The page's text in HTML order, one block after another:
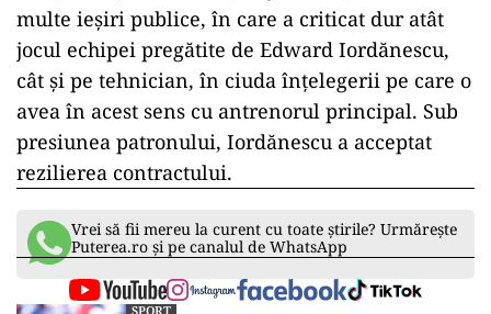
multe ieşiri publice, în care a criticat dur atât
jocul echipei pregătite de Edward Iordănescu,
cât şi pe tehnician, în ciuda înţelegerii pe care o
avea în acest sens cu antrenorul principal. Sub
presiunea patronului, Iordănescu a acceptat
rezilierea contractului.
Vrei să fii mereu la curent cu toate știrile? Urmărește
Puterea.ro și pe canalul de WhatsApp
SPORT